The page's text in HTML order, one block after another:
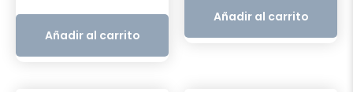
original
era:
S/53.50.
actual
S/40.00.
Añadir al carrito
era:
S/153.00.S/
Añadir al carrito